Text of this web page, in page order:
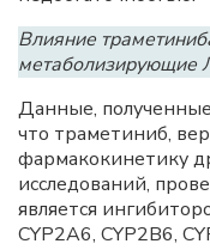
Влияние
метаболизирующие
Данные, полученные
что траметиниб,
фармакокинетику
исследований,
является
CYP2A6, CYP2B6,